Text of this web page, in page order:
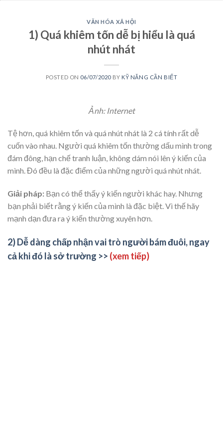
VĂN HÓA XÃ HỘI
1) Quá khiêm tốn dễ bị hiểu là quá
nhút nhát
POSTED ON 06/07/2020 BY KỸ NĂNG CẦN BIẾT
Ảnh: Internet
Tệ hơn, quá khiêm tốn và quá nhút nhát là 2 cá tính rất dễ
cuốn vào nhau. Người quá khiêm tốn thường dấu mình trong
đám đông, hạn chế tranh luận, không dám nói lên ý kiến của
mình. Đó đều là đặc điểm của những người quá nhút nhát.
Giải pháp: Bạn có thể thấy ý kiến người khác hay. Nhưng
bạn phải biết rằng ý kiến của mình là đặc biệt. Vì thế hãy
mạnh dạn đưa ra ý kiến thường xuyên hơn.
2) Dễ dàng chấp nhận vai trò người bám đuôi, ngay
cả khi đó là sở trường >> (xem tiếp)